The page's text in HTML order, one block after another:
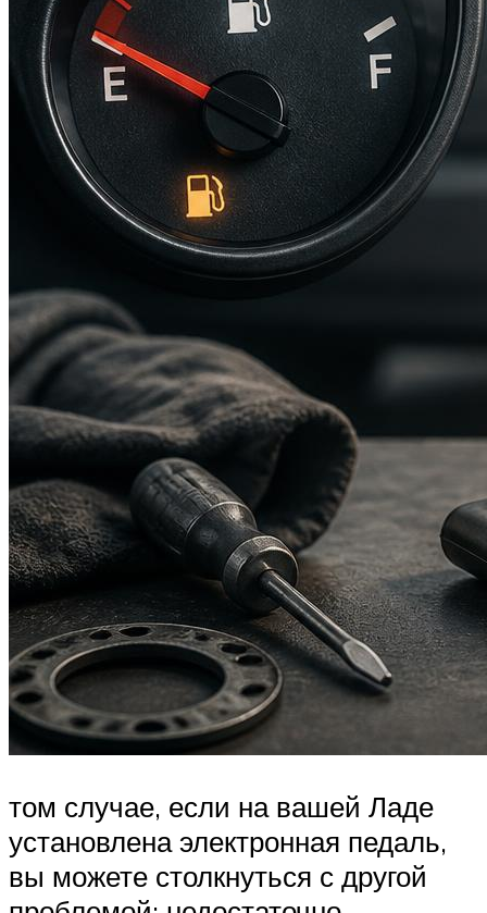
том случае, если на вашей Ладе
установлена электронная педаль,
вы можете столкнуться с другой